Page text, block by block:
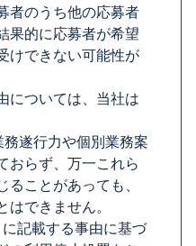
者のうち他の応募者
果的に応募者が希望
けできない可能性が
については、当社は
務遂行力や個別業務案
おらず、万一これら
ことがあっても、
できません。
記載する事由に基づ